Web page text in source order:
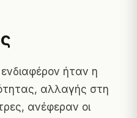
ήταν η
αλλαγής στη
ανέφεραν οι